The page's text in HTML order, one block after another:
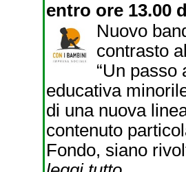
entro ore 13.00
Nuovo
contrasto
“Un passo
educativa
di una nuova
contenuto
Fondo, siano